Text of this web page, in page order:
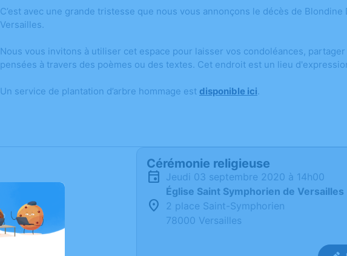
C’est avec une grande tristesse que nous vous annonçons le décès de
Versailles.
Nous vous invitons à utiliser cet espace pour laisser vos condoléances,
pensées à travers des poèmes ou des textes. Cet endroit est un lieu
Un service de plantation d’arbre hommage est disponible ici.
Cérémonie religieuse
jeudi 03 septembre 2020 à 14h00
Église Saint Symphorien de Versailles
2 place Saint-Symphorien
78000 Versailles